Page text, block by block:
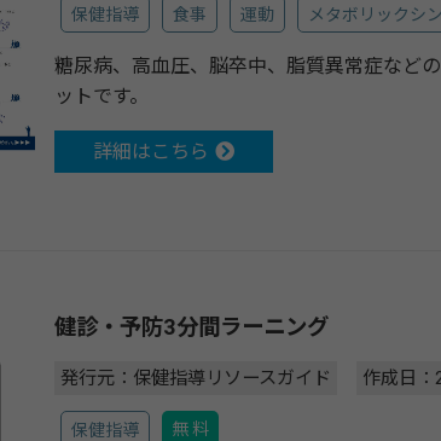
保健指導 食事 運動 メタボリックシ
糖尿病、高血圧、脳卒中、脂質異常症など
ットです。
詳細はこちら
健診・予防3分間ラーニング
発行元：保健指導リソースガイド 作成日
保健指導 無 料